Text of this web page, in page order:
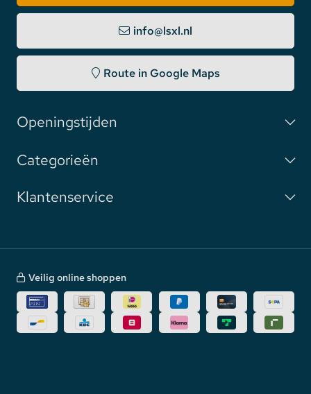
info@lsxl.nl
Route in Google Maps
Openingstijden
Categorieën
Klantenservice
Veilig online shoppen